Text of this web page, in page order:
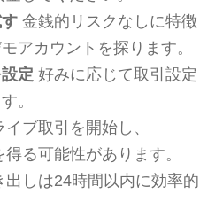
金銭的リスクなしに特徴
アカウントを探ります。
定 好みに応じて取引設定
。
ブ取引を開始し、
る可能性があります。
しは24時間以内に効率的